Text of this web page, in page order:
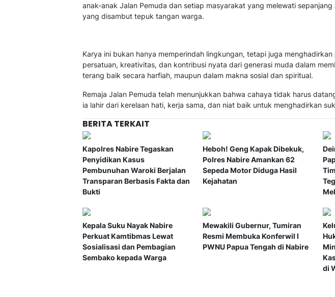
anak-anak Jalan Pemuda dan setiap masyarakat yang melewati sepanjang
yang disambut tepuk tangan warga.
Karya ini bukan hanya memperindah lingkungan, tetapi juga
persatuan, kreativitas, dan kontribusi nyata dari generasi muda dalam
terang baik secara harfiah, maupun dalam makna sosial dan spiritual.
Remaja Jalan Pemuda telah menunjukkan bahwa cahaya tidak harus
ia lahir dari kerelaan hati, kerja sama, dan niat baik untuk menghadirkan
BERITA TERKAIT
Kapolres Nabire Tegaskan
Penyidikan Kasus
Pembunuhan Waroki Berjalan
Transparan Berbasis Fakta dan
Bukti
Heboh! Geng Kapak Dibekuk,
Polres Nabire Amankan 62
Sepeda Motor Diduga Hasil
Kejahatan
Kepala Suku Nayak Nabire
Perkuat Kamtibmas Lewat
Sosialisasi dan Pembagian
Sembako kepada Warga
Mewakili Gubernur, Tumiran
Resmi Membuka Konferwil I
PWNU Papua Tengah di Nabire
di